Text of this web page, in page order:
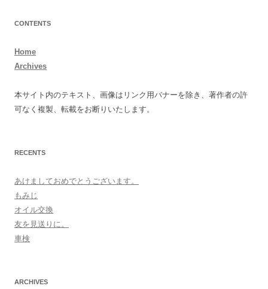
CONTENTS
Home
Archives
本サイト内のテキスト、画像はリンク用バナーを除き、著作者の許
可なく複製、転載をお断りいたします。
RECENTS
あけましておめでとうございます。
もみじ
オイル交換
友を見送りに。
車検
ARCHIVES